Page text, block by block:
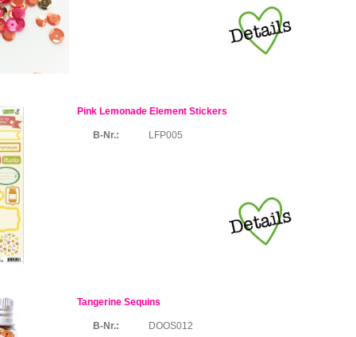
Pink Lemonade Element Stickers
B-Nr.: LFP005
Tangerine Sequins
B-Nr.: DOOS012